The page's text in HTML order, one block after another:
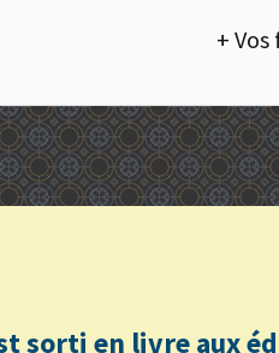
+ Vos
sorti en livre aux